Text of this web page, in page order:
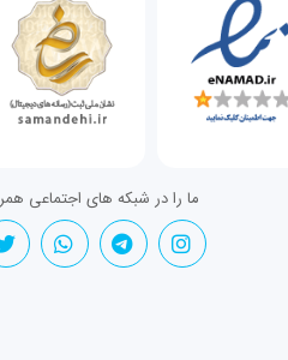
ما را در شبکه های اجتماعی